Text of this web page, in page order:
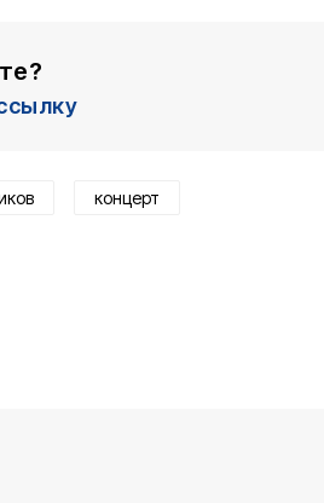
концерт